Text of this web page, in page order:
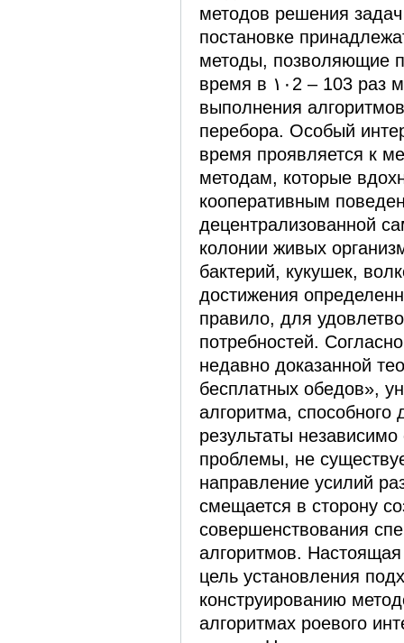
методов решения
постановке
методы, позволяющие
время в ١٠2 – 103 раз меньшее времени
выполнения
перебора. Особый
время проявляется к
методам, которые
кооперативным
децентрализованной
колонии живых
бактерий, кукушек,
достижения
правило, для
потребностей.
недавно доказанной
бесплатных обедов»,
алгоритма, способного
результаты
проблемы, не
направление усилий
смещается в сторону
совершенствования
алгоритмов.
цель установления
конструированию
алгоритмах роевого